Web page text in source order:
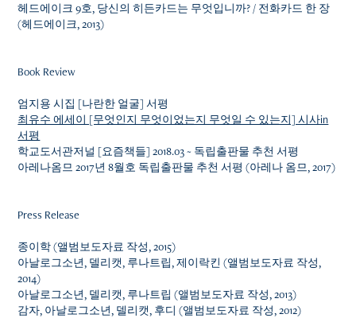
헤드에이크 9호, 당신의 히든카드는 무엇입니까? / 전화카드 한 장
(헤드에이크, 2013)
Book Review
엄지용 시집 [나란한 얼굴] 서평
최유수 에세이 [무엇인지 무엇이었는지 무엇일 수 있는지] 시사in
서평
학교도서관저널 [요즘책들] 2018.03 ~ 독립출판물 추천 서평
아레나옴므 2017년 8월호 독립출판물 추천 서평 (아레나 옴므, 2017)
Press Release
종이학 (앨범보도자료 작성, 2015)
아날로그소년, 델리캣, 루나트립, 제이락킨 (앨범보도자료 작성,
2014)
아날로그소년, 델리캣, 루나트립 (앨범보도자료 작성, 2013)
감자, 아날로그소년, 델리캣, 후디 (앨범보도자료 작성, ​2012)